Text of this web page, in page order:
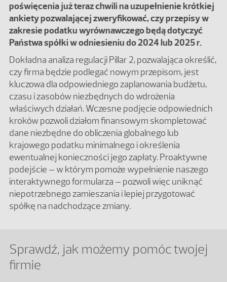
poświęcenia już teraz chwili na uzupełnienie krótkiej
ankiety pozwalającej zweryfikować, czy przepisy w
zakresie podatku wyrównawczego będą dotyczyć
Państwa spółki w odniesieniu do 2024 lub 2025 r.
Dokładna analiza regulacji Pillar 2, pozwalająca określić,
czy firma będzie podlegać nowym przepisom, jest
kluczowa dla odpowiedniego zaplanowania budżetu,
czasu i zasobów niezbędnych do wdrożenia
właściwych działań. Wczesne podjęcie odpowiednich
kroków pozwoli działom finansowym skompletować
dane niezbędne do obliczenia globalnego lub
krajowego podatku minimalnego i określenia
ewentualnej konieczności jego zapłaty. Proaktywne
podejście – w którym pomoże wypełnienie naszego
interaktywnego formularza – pozwoli więc uniknąć
niepotrzebnego zamieszania i lepiej przygotować
spółkę na nadchodzące zmiany.
Sprawdź, jak możemy pomóc twojej
firmie